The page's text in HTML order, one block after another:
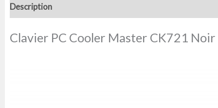
Description
Clavier PC Cooler Master CK721